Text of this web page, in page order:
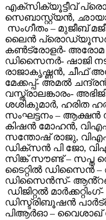
എക്സിക്യൂട്ടീവ്
സെബാസ്റ്റ്യൻ,
സംഗീതം – മുജീബ്
ലൈൻ
കൺട്രോളർ-
ഡിസൈനർ- ഷാജി
രാജാകൃഷ്ണൻ, ചീഫ്
മേക്കപ്പ്- അമൽ
വസ്ത്രാലങ്കാരം-
ശശികുമാർ, ഹരിത
സംഘട്ടനം –
കിഷൻ മോഹൻ,
സന്തോഷ് രാജു,
ഡിക്സൻ പി ജോ,
സിങ്ക് സൗണ്ട് – സപ്ത
ടൈറ്റിൽ ഡിസൈൻ –
ഡിസൈൻസ്- ആൻ്റണി
ഡിജിറ്റൽ
ഡിസ്ട്രിബൂഷൻ
പിആർഓ – വൈശാഖ്